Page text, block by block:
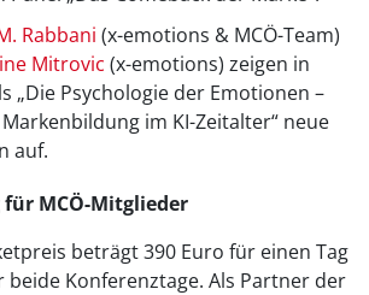
Rabbani (x-emotions & MCÖ-Team)
Mitrovic (x-emotions) zeigen in
„Die Psychologie der Emotionen –
im KI-Zeitalter“ neue
auf.
MCÖ-Mitglieder
beträgt 390 Euro für einen Tag
beide Konferenztage. Als Partner der